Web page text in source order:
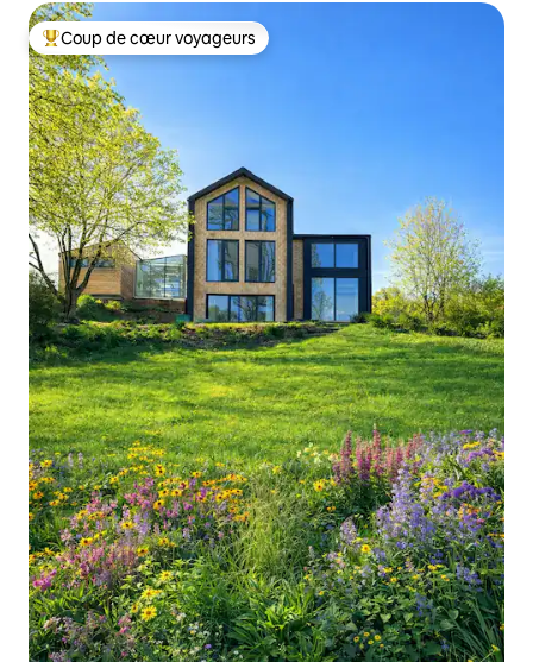
Coups de cœur voyageurs les plus appréciés
Coup de cœur voyageurs